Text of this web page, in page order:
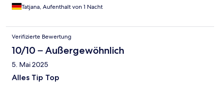
Tatjana, Aufenthalt von 1 Nacht
Verifizierte Bewertung
10/10 – Außergewöhnlich
5. Mai 2025
Alles Tip Top